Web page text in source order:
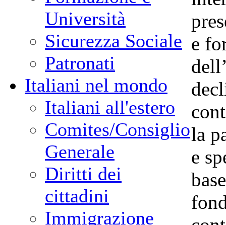
Università
Sicurezza Sociale
Patronati
Italiani nel mondo
Italiani all'estero
Comites/Consiglio
Generale
Diritti dei
cittadini
Immigrazione
e
la
e